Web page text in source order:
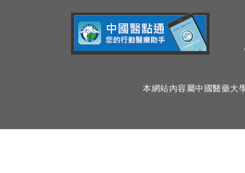
本網站內容屬中國醫藥大